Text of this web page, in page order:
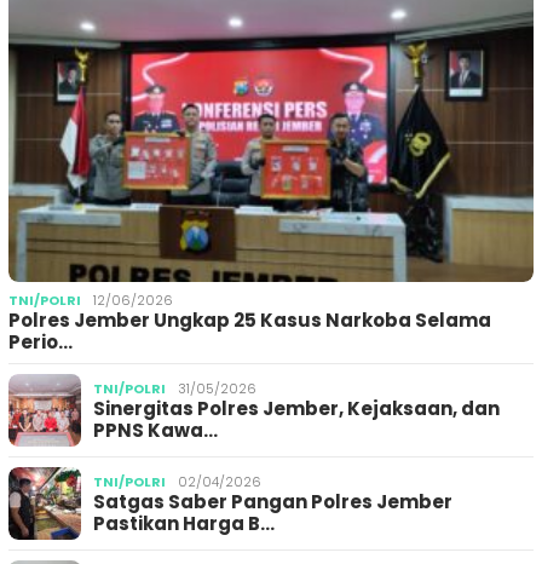
TNI/POLRI 12/06/2026
Polres Jember Ungkap 25 Kasus Narkoba Selama
Perio…
TNI/POLRI 31/05/2026
Sinergitas Polres Jember, Kejaksaan, dan
PPNS Kawa…
TNI/POLRI 02/04/2026
Satgas Saber Pangan Polres Jember
Pastikan Harga B…